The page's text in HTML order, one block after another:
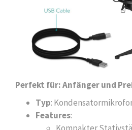
Perfekt für: Anfänger und
Typ:
Features: